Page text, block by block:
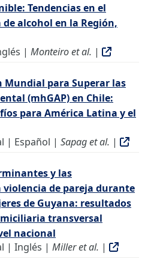
Tendencias en el
alcohol en la Región,
| Monteiro et al. |
Mundial para Superar las
(mhGAP) en Chile:
para América Latina y el
| Español | Sapag et al. |
y las
violencia de pareja durante
de Guyana: resultados
transversal
nacional
| Inglés | Miller et al. |